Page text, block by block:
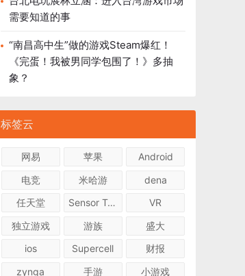
需要知道的事
“南昌高中生”做的游戏Steam爆红！
《完蛋！我被男同学包围了！》多抽
象？
标签云
网易 苹果
Android
电竞
米哈游
dena
任天堂
Sensor Tower
VR
独立游戏
游族
盛大
ios
Supercell
财报
zynga
手游 小游戏